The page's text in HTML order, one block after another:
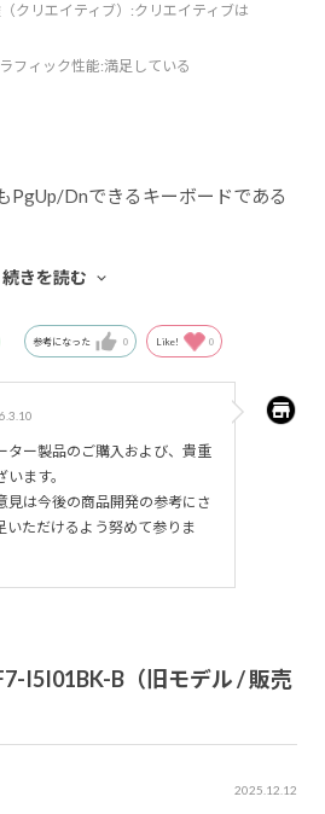
クリエイティブ）:クリエイティブは
フィック性能:満足している
PgUp/Dnできるキーボードである
続きを読む
参考になった 0 Like! 0
ター製品のご購入および、貴重
ます。
見は今後の商品開発の参考にさ
いただけるよう努めて参りま
I5I01BK-B（旧モデル / 販売
2025.12.12